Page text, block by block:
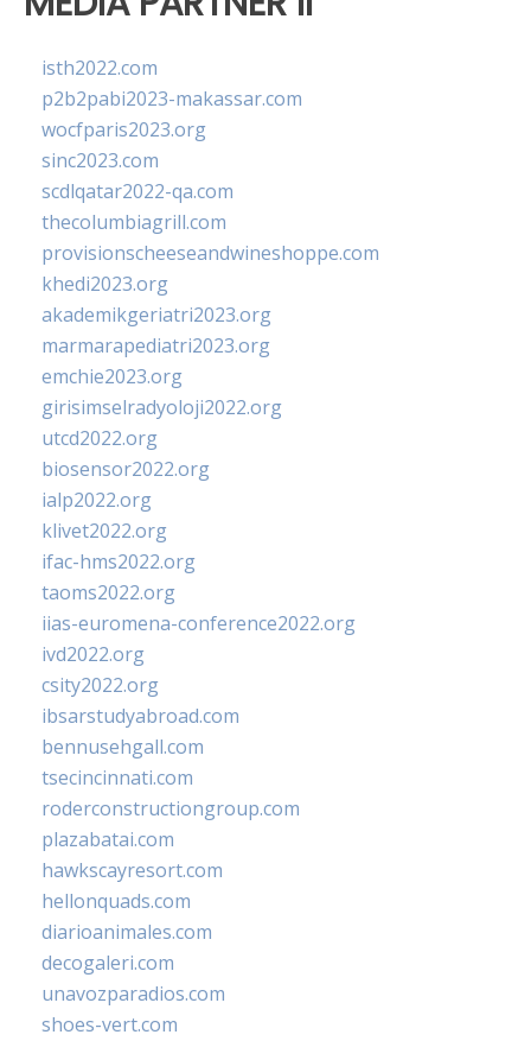
isth2022.com
p2b2pabi2023-makassar.com
wocfparis2023.org
sinc2023.com
scdlqatar2022-qa.com
thecolumbiagrill.com
provisionscheeseandwineshoppe.com
khedi2023.org
akademikgeriatri2023.org
marmarapediatri2023.org
emchie2023.org
girisimselradyoloji2022.org
utcd2022.org
biosensor2022.org
ialp2022.org
klivet2022.org
ifac-hms2022.org
taoms2022.org
iias-euromena-conference2022.org
ivd2022.org
csity2022.org
ibsarstudyabroad.com
bennusehgall.com
tsecincinnati.com
roderconstructiongroup.com
plazabatai.com
hawkscayresort.com
hellonquads.com
diarioanimales.com
decogaleri.com
unavozparadios.com
shoes-vert.com